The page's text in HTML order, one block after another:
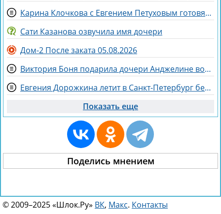
Карина Клочкова с Евгением Петуховым готовятся к «Китайским каникулам»
Сати Казанова озвучила имя дочери
Дом-2 После заката 05.08.2026
Виктория Боня подарила дочери Анджелине волшебного коня
Евгения Дорожкина летит в Санкт-Петербург без мужа на несколько дней
Показать еще
Поделись мнением
© 2009–2025 «Шлок.Ру» ВК, Макс. Контакты